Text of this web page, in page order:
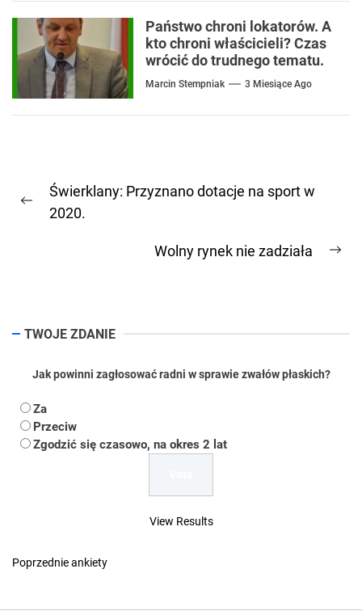
Państwo chroni lokatorów. A
kto chroni właścicieli? Czas
wrócić do trudnego tematu.
Marcin Stempniak 3 Miesiące Ago
Nawigacja
wpisu
Previous
Świerklany: Przyznano dotacje na sport w
2020.
Wolny rynek nie zadziała
TWOJE ZDANIE
Jak powinni zagłosować radni w sprawie zwałów płaskich?
Za
Przeciw
Zgodzić się czasowo, na okres 2 lat
View Results
Poprzednie ankiety